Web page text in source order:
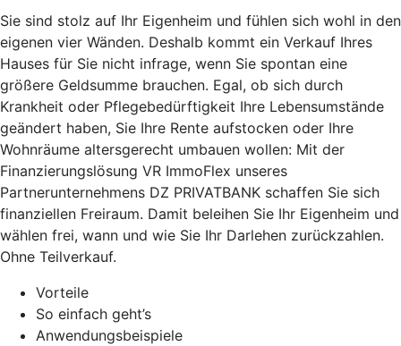
Sie sind stolz auf Ihr Eigenheim und fühlen sich wohl in den
eigenen vier Wänden. Deshalb kommt ein Verkauf Ihres
Hauses für Sie nicht infrage, wenn Sie spontan eine
größere Geldsumme brauchen. Egal, ob sich durch
Krankheit oder Pflegebedürftigkeit Ihre Lebensumstände
geändert haben, Sie Ihre Rente aufstocken oder Ihre
Wohnräume altersgerecht umbauen wollen: Mit der
Finanzierungslösung VR ImmoFlex unseres
Partnerunternehmens DZ PRIVATBANK schaffen Sie sich
finanziellen Freiraum. Damit beleihen Sie Ihr Eigenheim und
wählen frei, wann und wie Sie Ihr Darlehen zurückzahlen.
Ohne Teilverkauf.
Vorteile
So einfach geht’s
Anwendungsbeispiele